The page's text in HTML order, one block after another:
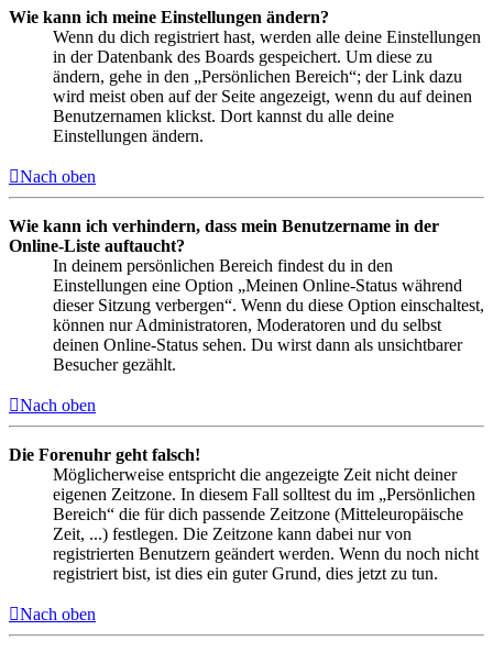
Wie kann ich meine Einstellungen ändern?
Wenn du dich registriert hast, werden alle deine Einstellungen
in der Datenbank des Boards gespeichert. Um diese zu
ändern, gehe in den „Persönlichen Bereich“; der Link dazu
wird meist oben auf der Seite angezeigt, wenn du auf deinen
Benutzernamen klickst. Dort kannst du alle deine
Einstellungen ändern.
Nach oben
Wie kann ich verhindern, dass mein Benutzername in der
Online-Liste auftaucht?
In deinem persönlichen Bereich findest du in den
Einstellungen eine Option „Meinen Online-Status während
dieser Sitzung verbergen“. Wenn du diese Option einschaltest,
können nur Administratoren, Moderatoren und du selbst
deinen Online-Status sehen. Du wirst dann als unsichtbarer
Besucher gezählt.
Nach oben
Die Forenuhr geht falsch!
Möglicherweise entspricht die angezeigte Zeit nicht deiner
eigenen Zeitzone. In diesem Fall solltest du im „Persönlichen
Bereich“ die für dich passende Zeitzone (Mitteleuropäische
Zeit, ...) festlegen. Die Zeitzone kann dabei nur von
registrierten Benutzern geändert werden. Wenn du noch nicht
registriert bist, ist dies ein guter Grund, dies jetzt zu tun.
Nach oben